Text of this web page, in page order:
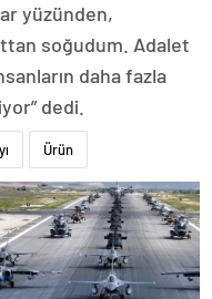
yüzünden,
soğudum. Adalet
daha fazla
dedi.
Ürün